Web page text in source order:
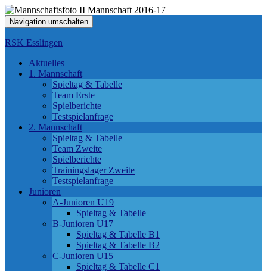
Navigation umschalten
RSK Esslingen
Aktuelles
1. Mannschaft
Spieltag & Tabelle
Team Erste
Spielberichte
Testspielanfrage
2. Mannschaft
Spieltag & Tabelle
Team Zweite
Spielberichte
Trainingslager Zweite
Testspielanfrage
Junioren
A-Junioren U19
Spieltag & Tabelle
B-Junioren U17
Spieltag & Tabelle B1
Spieltag & Tabelle B2
C-Junioren U15
Spieltag & Tabelle C1